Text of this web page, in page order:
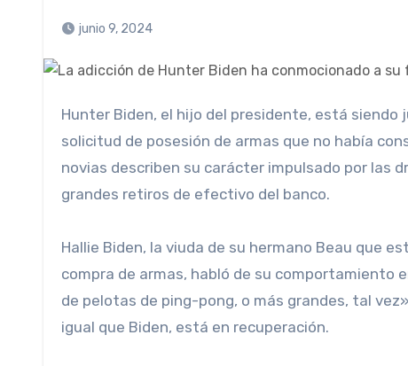
junio 9, 2024
Hunter Biden, el hijo del presidente, está siendo juzgado en un tribunal federal por afirmar falsamente en una
solicitud de posesión de armas que no había
novias describen su carácter impulsado por las
grandes retiros de efectivo del banco.
Hallie Biden, la viuda de su hermano Beau que
compra de armas, habló de su comportamiento
de pelotas de ping-pong, o más grandes, tal
igual que Biden, está en recuperación.